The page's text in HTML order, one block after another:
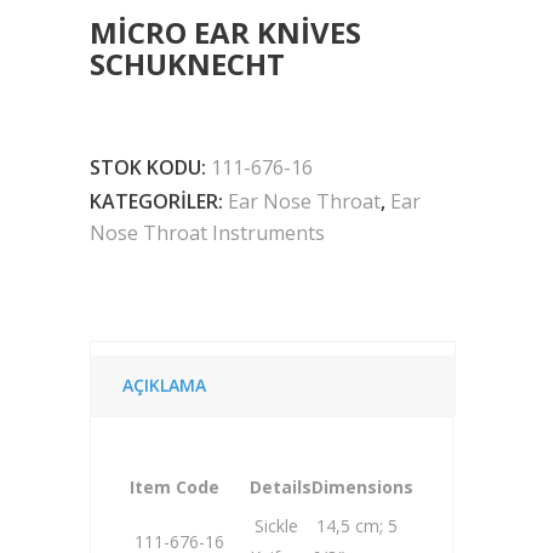
MICRO EAR KNIVES
SCHUKNECHT
STOK KODU: 111-676-16
KATEGORILER: Ear Nose Throat, Ear
Nose Throat Instruments
AÇIKLAMA
Item Code DetailsDimensions
111-676-16
Sickle
14,5 cm; 5